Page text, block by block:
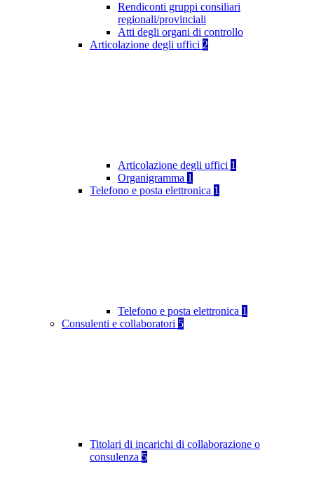
Rendiconti gruppi consiliari
regionali/provinciali
Atti degli organi di controllo
Articolazione degli uffici 2
Articolazione degli uffici 1
Organigramma 1
Telefono e posta elettronica 1
Telefono e posta elettronica 1
Consulenti e collaboratori 5
Titolari di incarichi di collaborazione o
consulenza 5